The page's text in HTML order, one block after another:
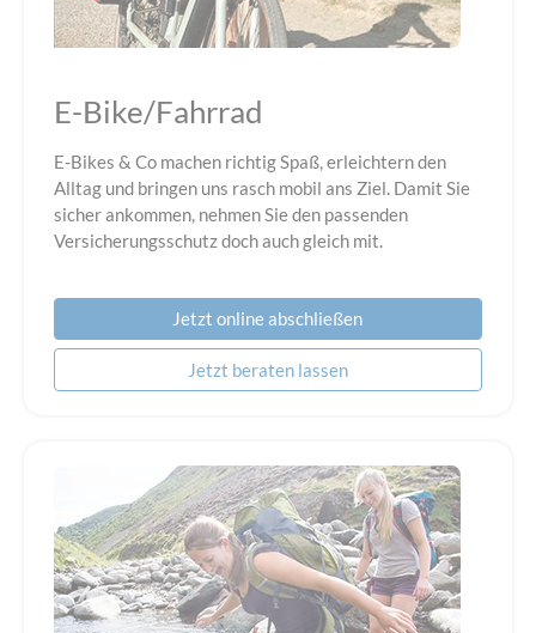
E-Bike/Fahrrad
E-Bikes & Co machen richtig Spaß, erleichtern den
Alltag und bringen uns rasch mobil ans Ziel. Damit Sie
sicher ankommen, nehmen Sie den passenden
Versicherungsschutz doch auch gleich mit.
Jetzt online abschließen
Jetzt beraten lassen